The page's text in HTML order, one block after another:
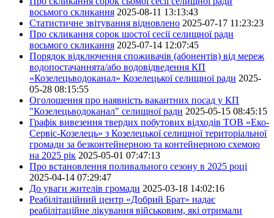
восьмого скликання 2025-08-11 13:13:43
Статистичне звітування відновлено 2025-07-17 11:23:23
Про скликання сорок шостої сесії селищної ради
восьмого скликання 2025-07-14 12:07:45
Порядок відключення споживачів (абонентів) від мереж
водопостачаннята/або водовідведення КП
«Козелецьводоканал» Козелецької селищної ради 2025-
05-28 08:15:55
Оголошення про наявність вакантних посад у КП
"Козелецьводоканал" селищної ради 2025-05-15 08:45:15
Графік вивезення твердих побутових відходів ТОВ «Еко-
Сервіс-Козелець» з Козелецької селищної територіальної
громади за безконтейнерною та контейнерною схемою
на 2025 рік 2025-05-01 07:47:13
Про встановлення поливального сезону в 2025 році
2025-04-14 07:29:47
До уваги жителів громади 2025-03-18 14:02:16
Реабілітаційний центр «Добрий Брат» надає
реабілітаційне лікування військовим, які отримали